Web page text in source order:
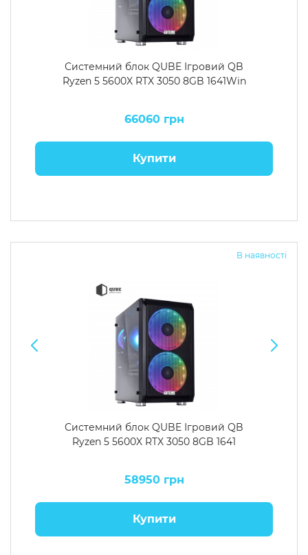
Системний блок QUBE Ігровий QB
Ryzen 5 5600X RTX 3050 8GB 1641Win
66060 грн
Купити
В наявності
Системний блок QUBE Ігровий QB
Ryzen 5 5600X RTX 3050 8GB 1641
58950 грн
Купити